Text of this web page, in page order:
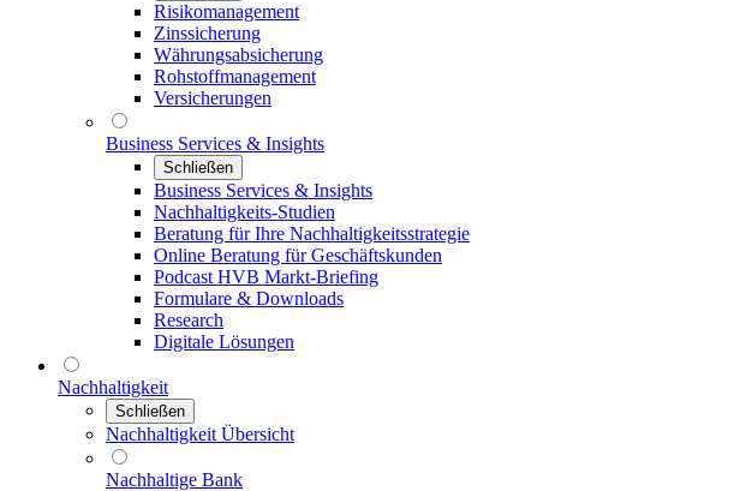
Risikomanagement
Zinssicherung
Währungsabsicherung
Rohstoffmanagement
Versicherungen
Business Services & Insights
Schließen
Business Services & Insights
Nachhaltigkeits-Studien
Beratung für Ihre Nachhaltigkeitsstrategie
Online Beratung für Geschäftskunden
Podcast HVB Markt-Briefing
Formulare & Downloads
Research
Digitale Lösungen
Nachhaltigkeit
Schließen
Nachhaltigkeit Übersicht
Nachhaltige Bank